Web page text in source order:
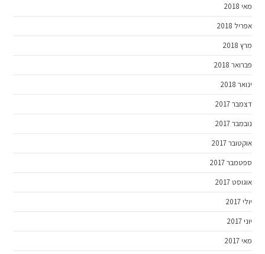
מאי 2018
אפריל 2018
מרץ 2018
פברואר 2018
ינואר 2018
דצמבר 2017
נובמבר 2017
אוקטובר 2017
ספטמבר 2017
אוגוסט 2017
יולי 2017
יוני 2017
מאי 2017